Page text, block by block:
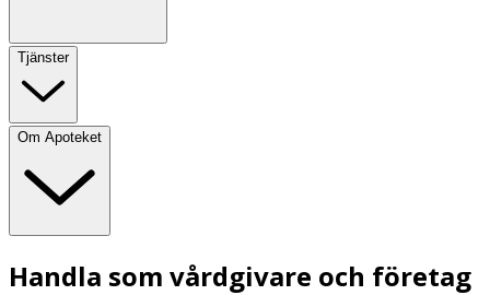
Tjänster
Om Apoteket
Handla som vårdgivare och företag